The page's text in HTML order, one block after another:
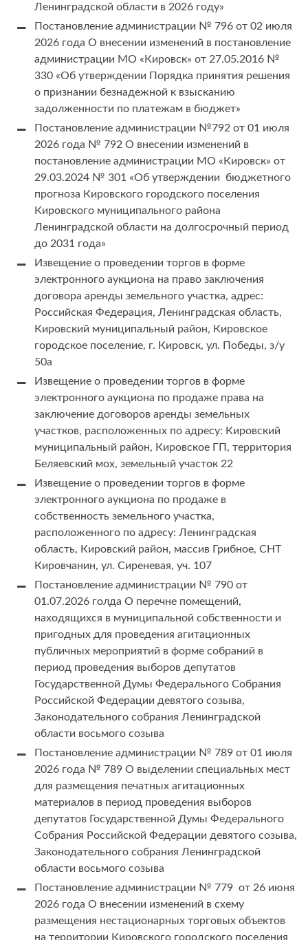
Ленинградской области в 2026 году»
Постановление администрации № 796 от 02 июля
2026 года О внесении изменений в постановление
администрации МО «Кировск» от 27.05.2016 №
330 «Об утверждении Порядка принятия решения
о признании безнадежной к взысканию
задолженности по платежам в бюджет»
Постановление администрации №792 от 01 июля
2026 года № 792 О внесении изменений в
постановление администрации МО «Кировск» от
29.03.2024 № 301 «Об утверждении бюджетного
прогноза Кировского городского поселения
Кировского муниципального района
Ленинградской области на долгосрочный период
до 2031 года»
Извещение о проведении торгов в форме
электронного аукциона на право заключения
договора аренды земельного участка, адрес:
Российская Федерация, Ленинградская область,
Кировский муниципальный район, Кировское
городское поселение, г. Кировск, ул. Победы, з/у
50а
Извещение о проведении торгов в форме
электронного аукциона по продаже права на
заключение договоров аренды земельных
участков, расположенных по адресу: Кировский
муниципальный район, Кировское ГП, территория
Беляевский мох, земельный участок 22
Извещение о проведении торгов в форме
электронного аукциона по продаже в
собственность земельного участка,
расположенного по адресу: Ленинградская
область, Кировский район, массив Грибное, СНТ
Кировчанин, ул. Сиреневая, уч. 107
Постановление администрации № 790 от
01.07.2026 голда О перечне помещений,
находящихся в муниципальной собственности и
пригодных для проведения агитационных
публичных мероприятий в форме собраний в
период проведения выборов депутатов
Государственной Думы Федерального Собрания
Российской Федерации девятого созыва,
Законодательного собрания Ленинградской
области восьмого созыва
Постановление администрации № 789 от 01 июля
2026 года № 789 О выделении специальных мест
для размещения печатных агитационных
материалов в период проведения выборов
депутатов Государственной Думы Федерального
Собрания Российской Федерации девятого созыва,
Законодательного собрания Ленинградской
области восьмого созыва
Постановление администрации № 779 от 26 июня
2026 года О внесении изменений в схему
размещения нестационарных торговых объектов
на территории Кировского городского поселения